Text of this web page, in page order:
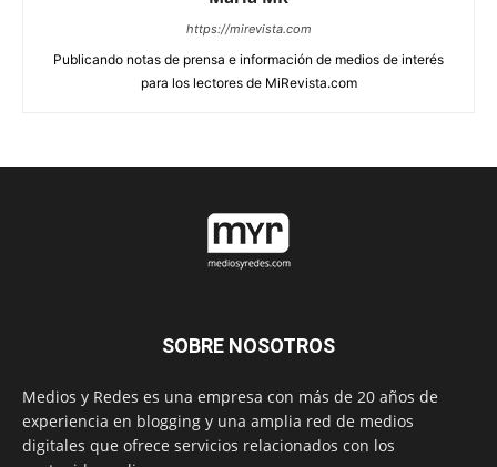
https://mirevista.com
Publicando notas de prensa e información de medios de interés
para los lectores de MiRevista.com
SOBRE NOSOTROS
Medios y Redes es una empresa con más de 20 años de
experiencia en blogging y una amplia red de medios
digitales que ofrece servicios relacionados con los